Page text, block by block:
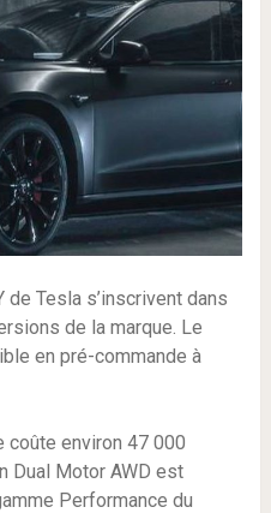
de Tesla s’inscrivent dans
de la marque. Le
en pré-commande à
coûte environ 47 000
Dual Motor AWD est
Performance du